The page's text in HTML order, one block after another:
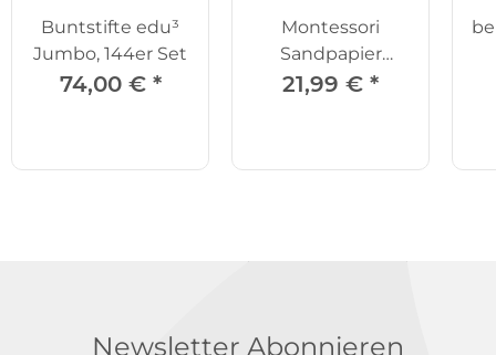
Buntstifte edu³
Jumbo, 144er Set
74,00 € *
Montessori
Sandpapier
Ziffern
21,99 € *
Newsletter Abonnieren